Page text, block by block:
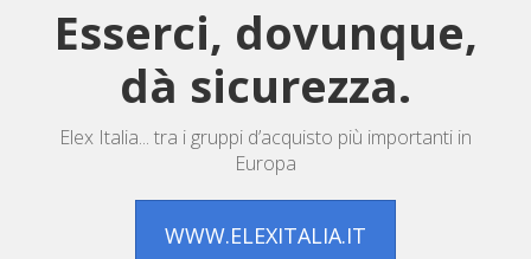
Esserci, dovunque,
dà sicurezza.
Elex Italia... tra i gruppi d’acquisto più importanti in
Europa
WWW.ELEXITALIA.IT